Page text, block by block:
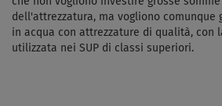
dell'attrezzatura, ma vogliono
in acqua con attrezzature di qualità, con
utilizzata nei SUP di classi superiori.